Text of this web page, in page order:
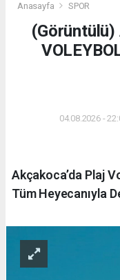
Anasayfa SPOR
(Görüntülü)
04.08.2026 -
Akçakoca’da Plaj
Tüm Heyecanıyla